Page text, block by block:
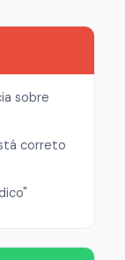
sobre
correto